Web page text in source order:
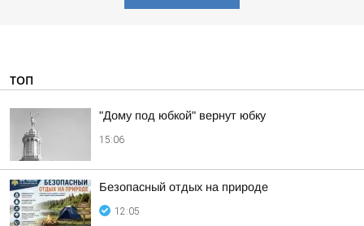
ТОП
"Дому под юбкой" вернут юбку
15:06
Безопасный отдых на природе
12:05